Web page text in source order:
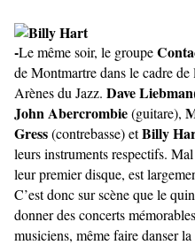
-Le même soir, le groupe
de Montmartre dans le cadre
Arènes du Jazz. Dave Liebman
John Abercrombie(guitare),
Gress(contrebasse) etBilly
leurs instruments respectifs.
leur premier disque, est
C’est donc sur scène que le
donner des concerts
musiciens, même faire danser